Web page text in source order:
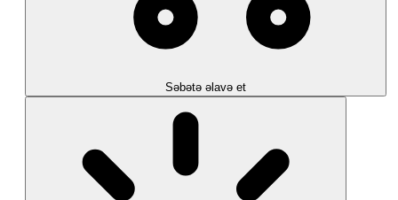
Səbətə əlavə et